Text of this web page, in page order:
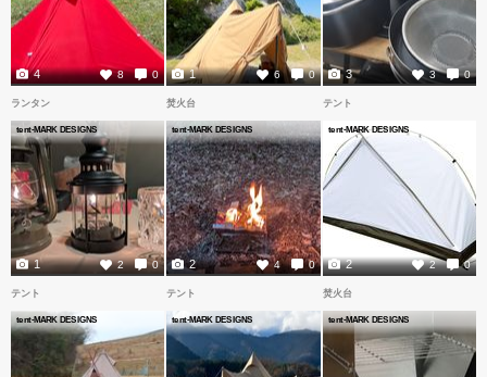
8 0
4 6 0
1 3 0
3
ランタン
tent-MARK DESIGNS
2 0
1
焚火台
tent-MARK DESIGNS
4 0
2
テント
tent-MARK DESIGNS
2 0
2
テント
tent-MARK DESIGNS
テント
tent-MARK DESIGNS
焚火台
tent-MARK DESIGNS